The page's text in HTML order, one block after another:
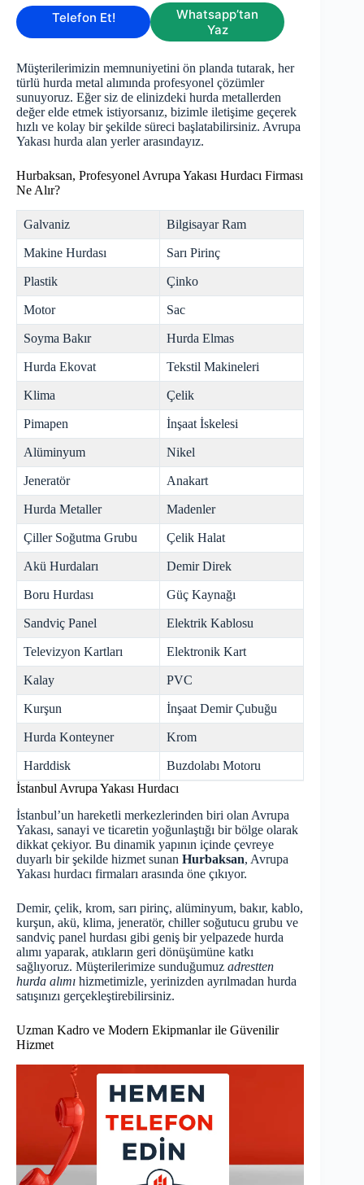
Telefon Et!
Whatsapp’tan
Yaz
Müşterilerimizin memnuniyetini ön planda tutarak, her
türlü hurda metal alımında profesyonel çözümler
sunuyoruz. Eğer siz de elinizdeki hurda metallerden
değer elde etmek istiyorsanız, bizimle iletişime geçerek
hızlı ve kolay bir şekilde süreci başlatabilirsiniz. Avrupa
Yakası hurda alan yerler arasındayız.
Hurbaksan, Profesyonel Avrupa Yakası Hurdacı Firması
Ne Alır?
Galvaniz Bilgisayar Ram
Makine Hurdası Sarı Pirinç
Plastik Çinko
Motor Sac
Soyma Bakır Hurda Elmas
Hurda Ekovat Tekstil Makineleri
Klima Çelik
Pimapen İnşaat İskelesi
Alüminyum Nikel
Jeneratör Anakart
Hurda Metaller Madenler
Çiller Soğutma Grubu Çelik Halat
Akü Hurdaları Demir Direk
Boru Hurdası Güç Kaynağı
Sandviç Panel Elektrik Kablosu
Televizyon Kartları Elektronik Kart
Kalay PVC
Kurşun İnşaat Demir Çubuğu
Hurda Konteyner Krom
Harddisk
Buzdolabı Motoru
İstanbul Avrupa Yakası Hurdacı
İstanbul’un hareketli merkezlerinden biri olan Avrupa
Yakası, sanayi ve ticaretin yoğunlaştığı bir bölge olarak
dikkat çekiyor. Bu dinamik yapının içinde çevreye
duyarlı bir şekilde hizmet sunan Hurbaksan, Avrupa
Yakası hurdacı firmaları arasında öne çıkıyor.
Demir, çelik, krom, sarı pirinç, alüminyum, bakır, kablo,
kurşun, akü, klima, jeneratör, chiller soğutucu grubu ve
sandviç panel hurdası gibi geniş bir yelpazede hurda
alımı yaparak, atıkların geri dönüşümüne katkı
sağlıyoruz. Müşterilerimize sunduğumuz adrestten
hurda alımı hizmetimizle, yerinizden ayrılmadan hurda
satışınızı gerçekleştirebilirsiniz.
Uzman Kadro ve Modern Ekipmanlar ile Güvenilir
Hizmet